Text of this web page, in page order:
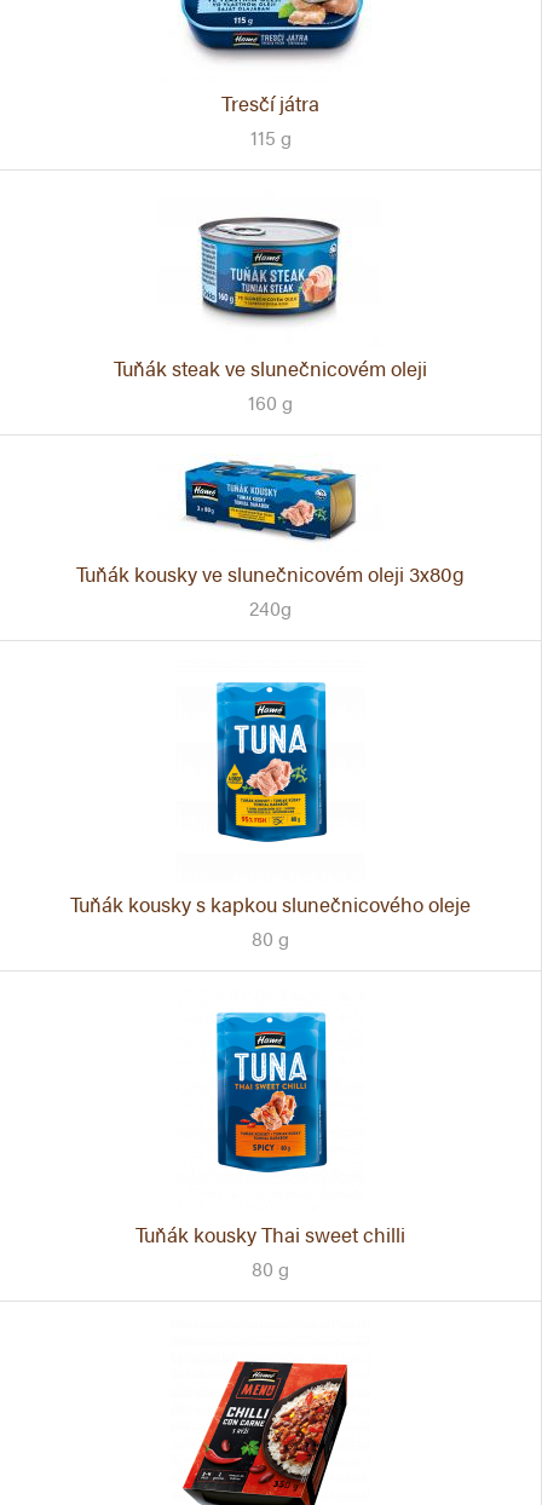
Tresčí játra
115 g
Tuňák steak ve slunečnicovém oleji
160 g
Tuňák kousky ve slunečnicovém oleji 3x80g
240g
Tuňák kousky s kapkou slunečnicového oleje
80 g
Tuňák kousky Thai sweet chilli
80 g